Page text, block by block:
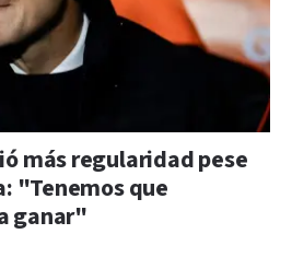
más regularidad pese
"Tenemos que
ganar"